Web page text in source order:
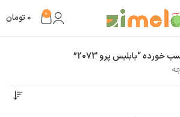
0
0 تومان
“بابلیس پرو 2073”